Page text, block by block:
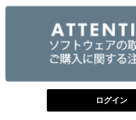
ログイン